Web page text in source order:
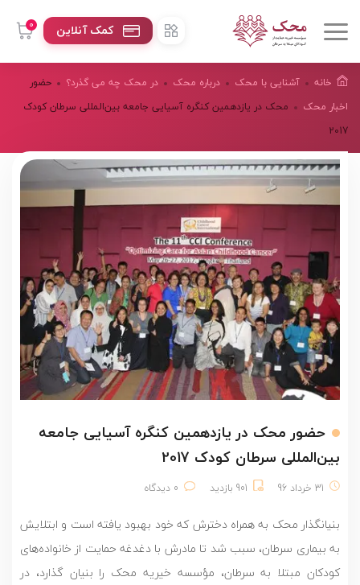
0 کمک آنلاین
خانه آشنایی با محک درباره محک
در محک چه می گذرد؟
اخبار محک
حضور
محک در یازدهمین کنگره آسیایی جامعه بین‌المللی سرطان کودک
2017
حضور محک در یازدهمین کنگره آسیایی جامعه
بین‌المللی سرطان کودک 2017
31 خرداد 96 901 بازدید 0 دیدگاه
بنیانگذار محک به همراه دخترش که خود بهبود یافته است و ابتلایش
به بیماری سرطان، سبب شد تا مادرش با دغدغه حمایت از خانواده‌های
کودکان مبتلا به سرطان، مؤسسه خیریه محک را بنیان گذارد، در